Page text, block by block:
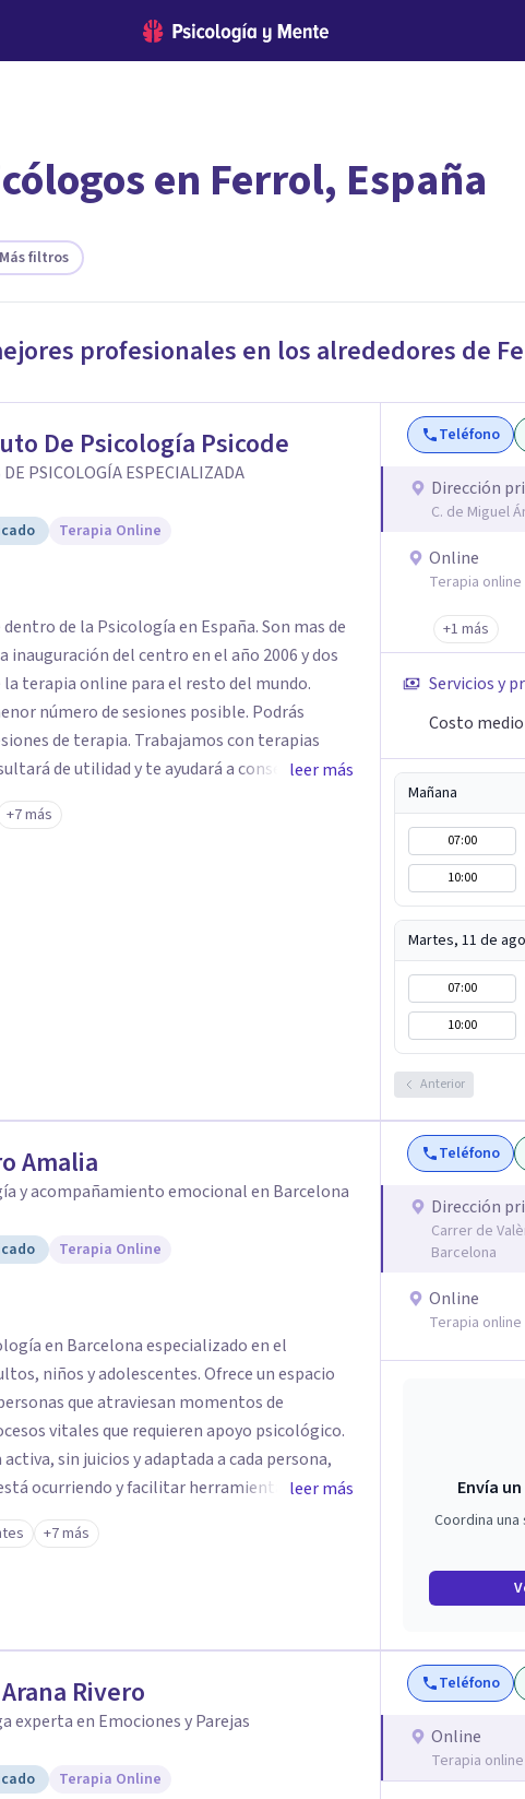
el psicólogo adecuado?
en Ferrol, España
Más filtros
profesionales en los alrededores de
De Psicología Psicode
DE PSICOLOGÍA ESPECIALIZADA
Terapia Online
de la Psicología en España. Son mas de
inauguración del centro en el año 2006 y dos
la terapia online para el resto del mundo.
número de sesiones posible. Podrás
de terapia. Trabajamos con terapias
de utilidad y te ayudará a conseguir tus
destaca la terapia de pareja y sexual, así
obsesiones, ansiedad , estrés,
leer más
+7 más
Teléfono
Dirección
C. de Miguel
Online
Terapia online
+1 más
Servicios y
Costo
Mañana
07:00
10:00
Martes, 11 de
07:00
10:00
Anterior
Amalia
y acompañamiento emocional en Barcelona
Terapia Online
en Barcelona especializado en el
niños y adolescentes. Ofrece un espacio
que atraviesan momentos de
vitales que requieren apoyo psicológico.
sin juicios y adaptada a cada persona,
ocurriendo y facilitar herramientas para
La intervención se realiza en un entorno
y las necesidades de cada proceso
de confianza desde el primer contacto. El
gratuita para ayudar a dar el primer paso y
adecuado en cada caso.
leer más
+7 más
Teléfono
Dirección
Carrer de
Barcelona
Online
Terapia online
Envía
Coordina
Rivero
experta en Emociones y Parejas
Terapia Online
Teléfono
Online
Terapia online